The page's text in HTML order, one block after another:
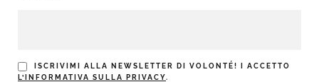
ISCRIVIMI ALLA NEWSLETTER DI VOLONTÉ! I ACCETTO
L’INFORMATIVA SULLA PRIVACY.